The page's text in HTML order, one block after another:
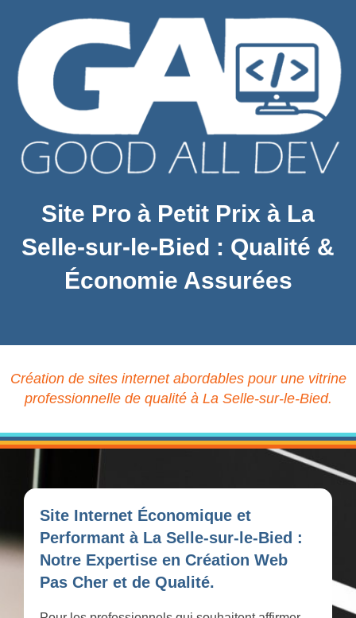
Site Pro à Petit Prix à La
Selle-sur-le-Bied : Qualité &
Économie Assurées
Création de sites internet abordables pour une vitrine
professionnelle de qualité à La Selle-sur-le-Bied.
Site Internet Économique et
Performant à La Selle-sur-le-Bied :
Notre Expertise en Création Web
Pas Cher et de Qualité.